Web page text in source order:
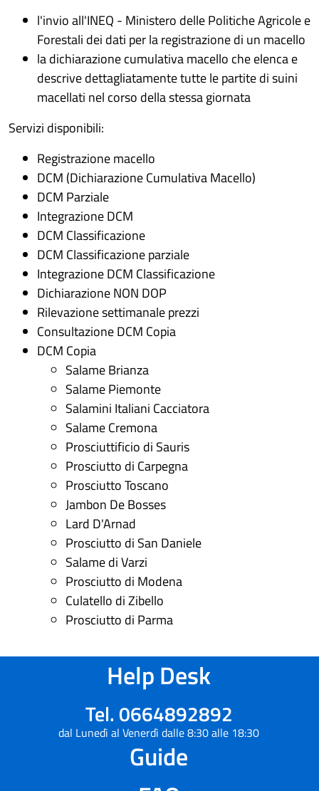
l'invio all'INEQ - Ministero delle Politiche Agricole e
Forestali dei dati per la registrazione di un macello
la dichiarazione cumulativa macello che elenca e
descrive dettagliatamente tutte le partite di suini
macellati nel corso della stessa giornata
Servizi disponibili:
Registrazione macello
DCM (Dichiarazione Cumulativa Macello)
DCM Parziale
Integrazione DCM
DCM Classificazione
DCM Classificazione parziale
Integrazione DCM Classificazione
Dichiarazione NON DOP
Rilevazione settimanale prezzi
Consultazione DCM Copia
DCM Copia
Salame Brianza
Salame Piemonte
Salamini Italiani Cacciatora
Salame Cremona
Prosciuttificio di Sauris
Prosciutto di Carpegna
Prosciutto Toscano
Jambon De Bosses
Lard D'Arnad
Prosciutto di San Daniele
Salame di Varzi
Prosciutto di Modena
Culatello di Zibello
Prosciutto di Parma
Help Desk
Tel. 0664892892
dal Lunedì al Venerdì dalle 8:30 alle 18:30
Guide